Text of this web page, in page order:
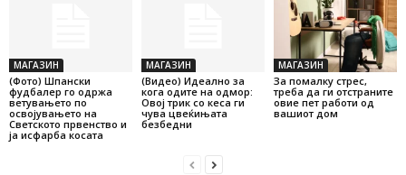
МАГАЗИН
(Фото) Шпански
фудбалер го одржа
ветувањето по
освојувањето на
Светското првенство и
ја исфарба косата
МАГАЗИН
(Видео) Идеално за
кога одите на одмор:
Овој трик со кеса ги
чува цвеќињата
безбедни
МАГАЗИН
За помалку стрес,
треба да ги отстраните
овие пет работи од
вашиот дом